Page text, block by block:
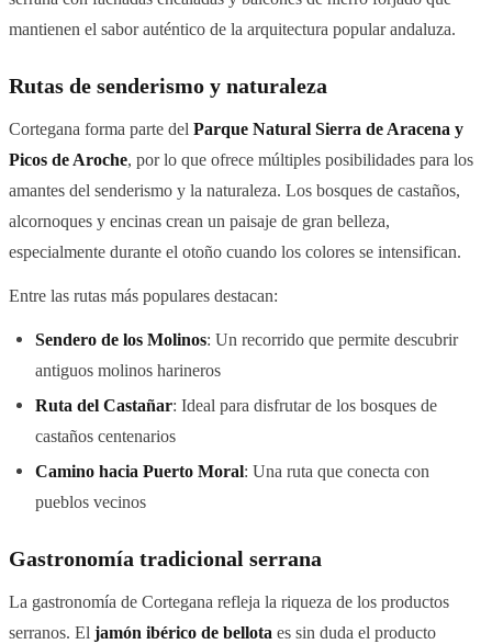
mantienen el sabor auténtico de la arquitectura popular andaluza.
Rutas de senderismo y naturaleza
Cortegana forma parte del Parque Natural Sierra de Aracena y
Picos de Aroche, por lo que ofrece múltiples posibilidades para los
amantes del senderismo y la naturaleza. Los bosques de castaños,
alcornoques y encinas crean un paisaje de gran belleza,
especialmente durante el otoño cuando los colores se intensifican.
Entre las rutas más populares destacan:
Sendero de los Molinos: Un recorrido que permite descubrir
antiguos molinos harineros
Ruta del Castañar: Ideal para disfrutar de los bosques de
castaños centenarios
Camino hacia Puerto Moral: Una ruta que conecta con
pueblos vecinos
Gastronomía tradicional serrana
La gastronomía de Cortegana refleja la riqueza de los productos
serranos. El jamón ibérico de bellota es sin duda el producto